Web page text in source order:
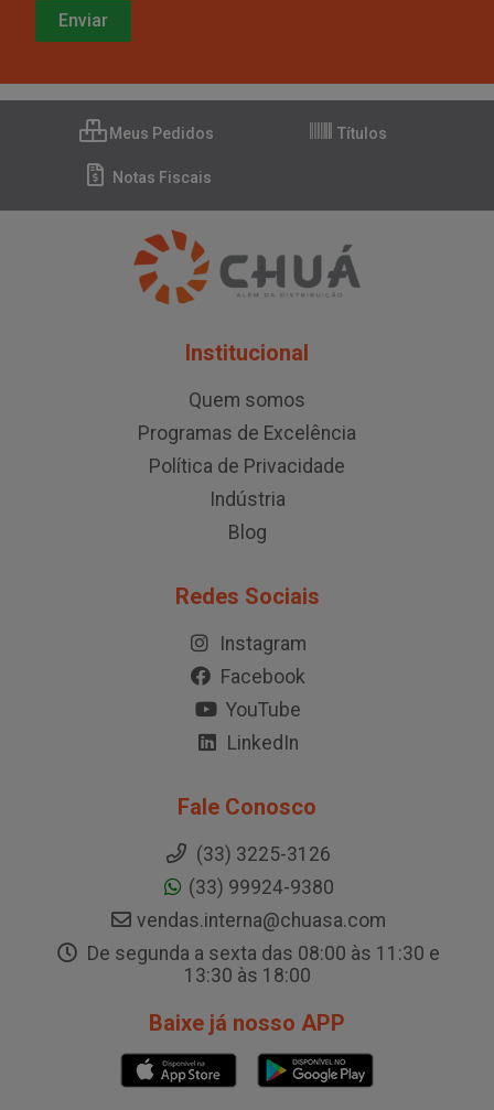
Meus Pedidos Títulos
Notas Fiscais
Institucional
Quem somos
Programas de Excelência
Política de Privacidade
Indústria
Blog
Redes Sociais
Instagram
Facebook
YouTube
LinkedIn
Fale Conosco
(33) 3225-3126
(33) 99924-9380
vendas.interna@chuasa.com
De segunda a sexta das 08:00 às 11:30 e
13:30 às 18:00
Baixe já nosso APP